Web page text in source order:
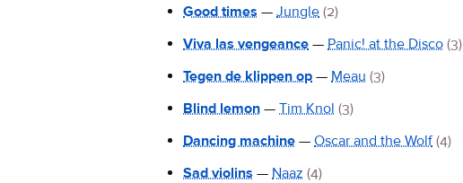
Good times — Jungle (2)
Viva las vengeance — Panic! at the Disco (3)
Tegen de klippen op — Meau (3)
Blind lemon — Tim Knol (3)
Dancing machine — Oscar and the Wolf (4)
Sad violins — Naaz (4)